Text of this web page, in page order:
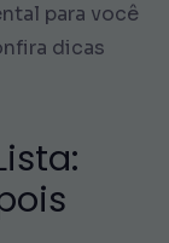
para você
dicas